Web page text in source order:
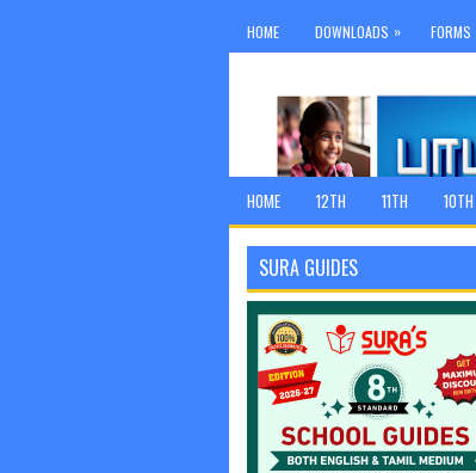
HOME DOWNLOADS » FORMS
HOME 12TH 11TH 10TH
SURA GUIDES